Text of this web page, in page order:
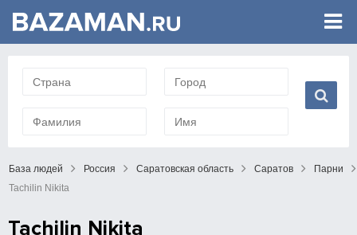
База людей Россия Саратовская область Саратов
Парни
Tachilin Nikita
Tachilin Nikita